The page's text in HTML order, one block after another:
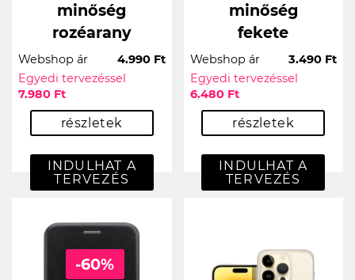
minőség
rozéarany
Webshop ár
4.990 Ft
Egyedi tervezéssel
7.980 Ft
részletek
INDULHAT A
TERVEZÉS
minőség
fekete
Webshop ár
3.490 Ft
Egyedi tervezéssel
6.480 Ft
részletek
INDULHAT A
TERVEZÉS
-60%